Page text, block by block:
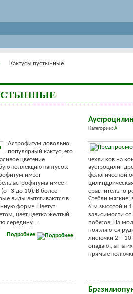
Кактусы пустынные
Астрофитум довольно
популярный кактус, его
цветение
коллекцию кактусов.
имеет
астрофитума имеет
3 до 10). В более
виды вытягиваются в
форму. Цветут
цвет цветка желтый
середину. ...
Подробнее
Категории: А
чехли ков на
фологической
сравнительно
Стебли мягкие,
6 м выcотой и
зависимости
побегов. На
появляются
листочки 2—10
опадают, а на
прямые